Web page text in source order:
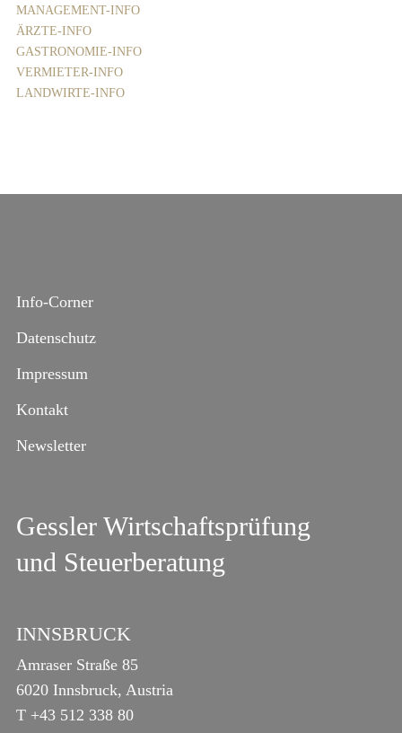
MANAGEMENT-INFO
ÄRZTE-INFO
GASTRONOMIE-INFO
VERMIETER-INFO
LANDWIRTE-INFO
Info-Corner
Datenschutz
Impressum
Kontakt
Newsletter
Gessler Wirtschaftsprüfung
und Steuerberatung
INNSBRUCK
Amraser Straße 85
6020 Innsbruck, Austria
T +43 512 338 80